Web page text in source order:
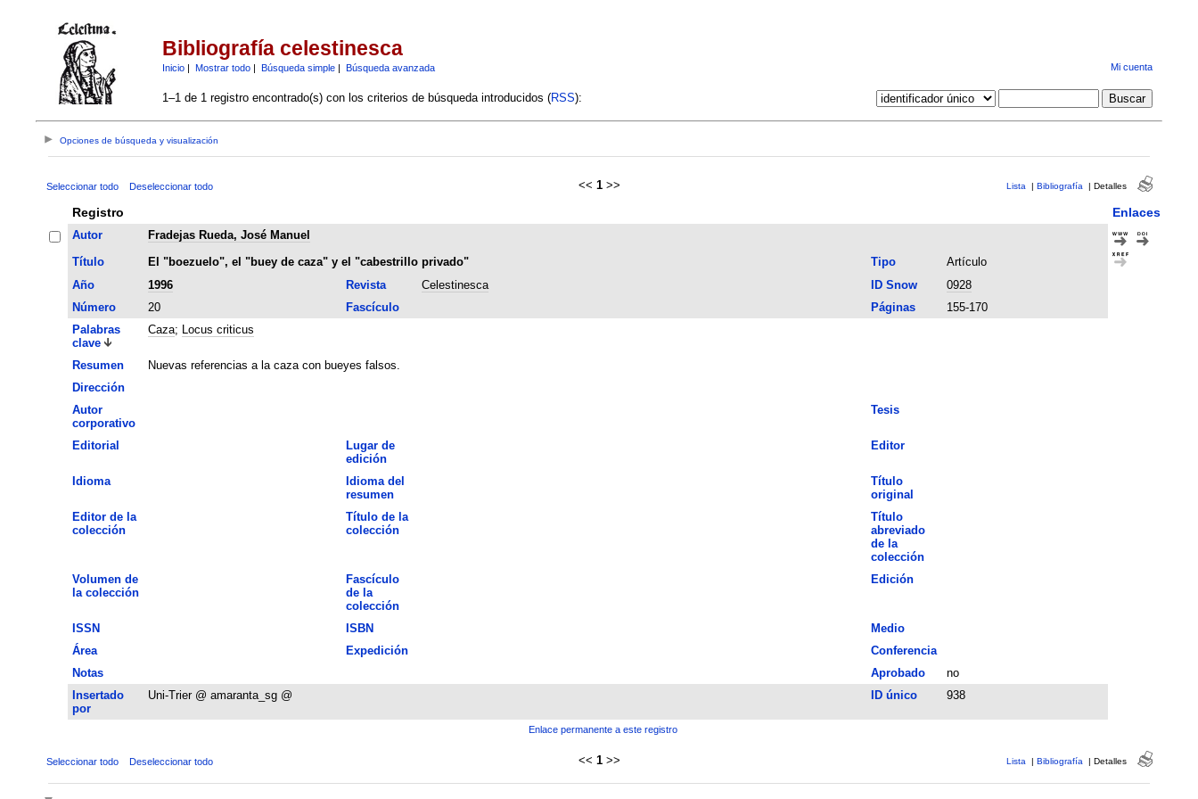
Bibliografía celestinesca
Inicio| Mostrar todo| Búsqueda simple| Búsqueda avanzada Mi cuenta
1–1 de 1 registro encontrado(s) con los criterios de búsqueda introducidos (RSS):
Opciones de búsqueda y visualización
Seleccionar todo Deseleccionar todo << 1 >> Lista | Bibliografía | Detalles
Registro Enlaces
Autor
Fradejas Rueda, José Manuel
Título
El "boezuelo", el "buey de caza" y el "cabestrillo privado" Tipo
Artículo
Año
1996 Revista Celestinesca ID Snow
0928
Número
20 Fascículo Páginas
155-170
Palabras
clave
Caza; Locus criticus
Resumen
Nuevas referencias a la caza con bueyes falsos.
Dirección
Autor
corporativo
Tesis
Editorial
Lugar de
edición
Editor
Idioma
Idioma del
resumen
Título
original
Editor de la
colección
Título de la
colección
Título
abreviado
de la
colección
Volumen de
la colección
Fascículo
de la
colección
Edición
ISSN ISBN
Medio
Área
Expedición
Conferencia
Notas
Aprobado
no
Insertado
por
Uni-Trier @ amaranta_sg @ ID único 938
Enlace permanente a este registro
Seleccionar todo Deseleccionar todo << 1 >> Lista | Bibliografía | Detalles